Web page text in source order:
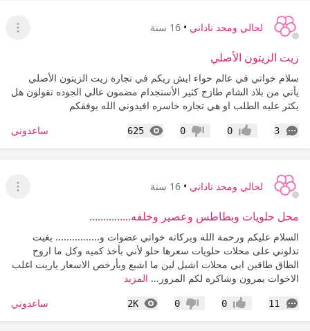
لحالي ومحد ناداني • 16 سنة
عرض
زيت الزيتون الأصلي
سلام خواتي في عالم حواء ايش ريكم في تجارة زيت الزيتون الأصلي
يأتي من بلاد الشام طازج كثير الأستجدام مضمون عالي الجوده تقولون هل
يكثر عليه الطلب او هي تجاره خاسره افيدوني الله يوفقكم
3
التعليقات إعجاب0 عدم إعجاب
0
625
المشاهدات ساعدوني
لحالي ومحد ناداني • 16 سنة
عرض
محل حلويات وبطاطس وعصير وخلفه...............
السلام عليكم ورحمة الله وبركاته خواتي عضوات و................ بغيت
تدلوني على محلات حلويات سعرها حلو لأني بأخذ كميه وكل ما اروح
الطاق طاقين ابي محلات اشيل لين ما اشبع وبأرخص الاسعار ياريت اغلب
الاخوات يمرون وشاكره لكم المرور... المزيد
11
التعليقات إعجاب0 عدم إعجاب
0
2K
المشاهدات ساعدوني